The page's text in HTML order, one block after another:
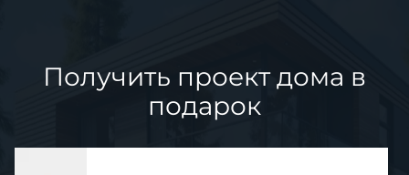
Получить проект дома в
подарок